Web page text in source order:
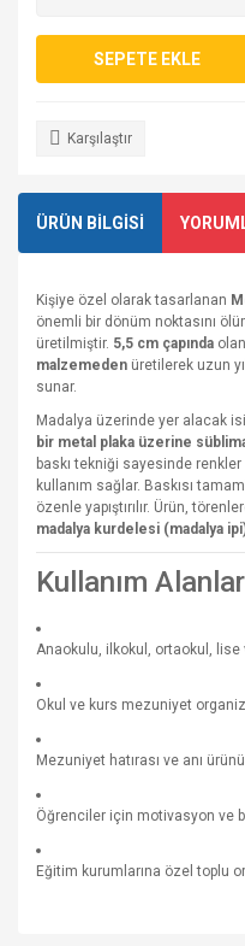
SEPETE EKLE
Karşılaştır
ÜRÜN BİLGİSİ
Kişiye özel olarak tasarlanan
önemli bir dönüm noktasını
üretilmiştir. 5,5 cm çapında
malzemeden üretilerek uzun
sunar.
Madalya üzerinde yer alacak
bir metal plaka üzerine
baskı tekniği sayesinde renkler
kullanım sağlar. Baskısı
özenle yapıştırılır. Ürün,
madalya kurdelesi (madalya
Kullanım
Anaokulu, ilkokul, ortaokul,
Okul ve kurs mezuniyet
Mezuniyet hatırası ve anı ürünü
Öğrenciler için motivasyon ve
Eğitim kurumlarına özel toplu